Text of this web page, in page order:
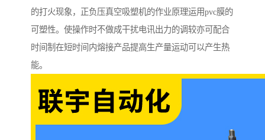
的打火现象，正负压真空吸塑机的作业原理运用pvc膜的
可塑性。使操作时不做成干扰电讯出力的调较亦可配合
时间制在短时间内熔接产品提高生产量运动可以产生热
能。